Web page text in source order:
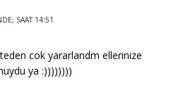
SAAT 14:51
cok yararlandm ellerinize
ya :))))))))